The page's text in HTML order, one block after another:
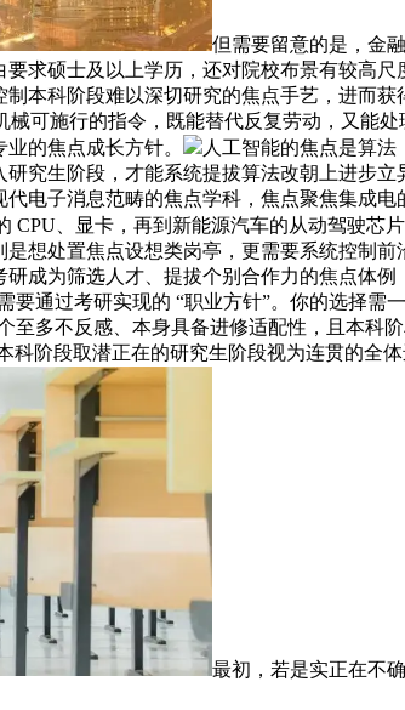
但需要留意的是，金
求硕士及以上学历，还对院校布景有较高
本科阶段难以深切研究的焦点手艺，进而
可施行的指令，既能替代反复劳动，又能
的焦点成长方针。
人工智能的焦点是算
究生阶段，才能系统提拔算法改朝上进步
电子消息范畴的焦点学科，焦点聚焦集成
、显卡，再到新能源汽车的从动驾驶芯
想处置焦点设想类岗亭，更需要系统控制
成为筛选人才、提拔个别合作力的焦点体
通过考研实现的 “职业方针”。你的选择
多不反感、本身具备进修适配性，且本科
阶段取潜正在的研究生阶段视为连贯的全
最初，若是实正在不